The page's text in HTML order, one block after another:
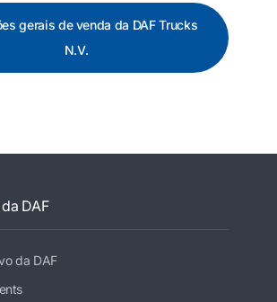
gerais de venda da DAF Trucks
N.V.
DAF
da DAF